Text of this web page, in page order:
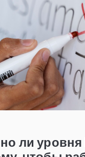
ли уровня